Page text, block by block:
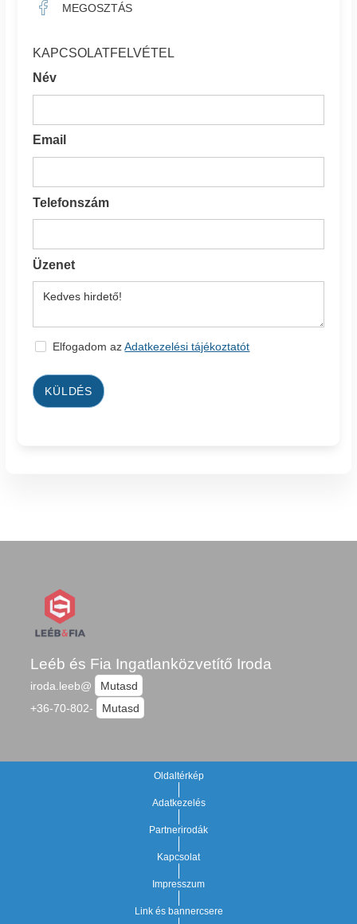
MEGOSZTÁS
KAPCSOLATFELVÉTEL
Név
Email
Telefonszám
Üzenet
Elfogadom azAdatkezelési tájékoztatót
KÜLDÉS
Leéb és Fia Ingatlanközvetítő Iroda
iroda.leeb@
Mutasd
+36-70-802-
Mutasd
Oldaltérkép
Adatkezelés
Partnerirodák
Kapcsolat
Impresszum
Link és bannercsere